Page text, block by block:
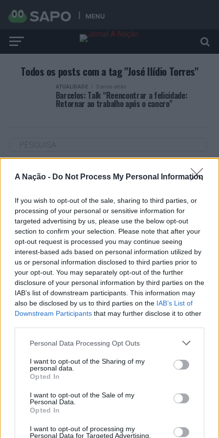
A Nação - Do Not Process My Personal Information
If you wish to opt-out of the sale, sharing to third parties, or
processing of your personal or sensitive information for
targeted advertising by us, please use the below opt-out
section to confirm your selection. Please note that after your
opt-out request is processed you may continue seeing
interest-based ads based on personal information utilized by
us or personal information disclosed to third parties prior to
your opt-out. You may separately opt-out of the further
disclosure of your personal information by third parties on the
IAB’s list of downstream participants. This information may
also be disclosed by us to third parties on the IAB’s List of
Downstream Participants that may further disclose it to other
Personal Data Processing Opt Outs
I want to opt-out of the Sharing of my
personal data.
Opted In
I want to opt-out of the Sale of my
Personal Data.
Opted In
I want to opt-out of processing my
Personal Data for Targeted Advertising.
MENU
Todos os posts com a tag "José Ilídio Torres"
ATUALIDADE 3 anos atrás
Barcelos: Talk “Reencontrar a felicidade:
Retornar ao trabalho após o cancro”
ARTIGOS RECENTES
de “provocar” mudanças genéticas, diz neurocientista
“Millennium Estoril Open 2026” regressou ao circuito ATP
com vitória do francês Luca Van Assche
Castelo Branco: “Bienal Internacional de Artes e Ofícios”
promete afirmar artesanato, património e inovação como
“motores de desenvolvimento económico e cultural” do
município português
Covilhã: Especialista aponta investimento estrangeiro e
Rio de Janeiro: Governo do Estado propõe parceria com a
FUNCEX para “reforçar inteligência sobre comércio
exterior”